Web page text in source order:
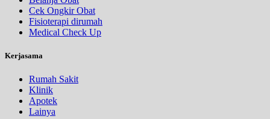
Cek Ongkir Obat
Fisioterapi dirumah
Medical Check Up
Kerjasama
Rumah Sakit
Klinik
Apotek
Lainya